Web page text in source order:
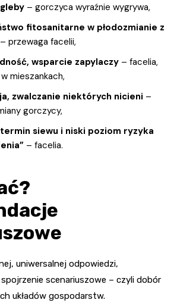
– gorczyca wyraźnie wygrywa,
fitosanitarne w płodozmianie z
– przewaga facelii,
wsparcie zapylaczy – facelia,
mieszankach,
zwalczanie niektórych nicieni –
gorczycy,
siewu i niski poziom ryzyka
– facelia.
uniwersalnej odpowiedzi,
scenariuszowe – czyli dobór
układów gospodarstw.